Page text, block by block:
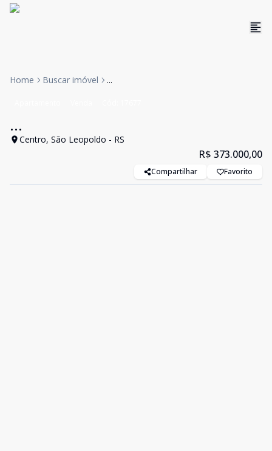
Home Buscar imóvel ...
...
Centro, São Leopoldo - RS
R$ 373.000,00
Compartilhar Favorito